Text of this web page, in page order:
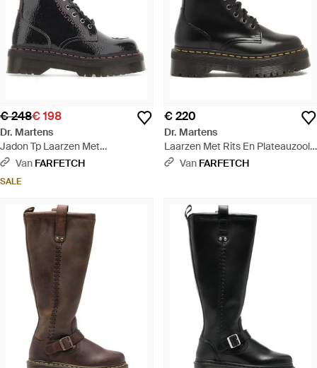
€ 248€ 198
Dr. Martens
Jadon Tp Laarzen Met
Plateauzool En Hartplakkaat -
Van FARFETCH
SALE
€ 220
Dr. Martens
Laarzen Met Rits En Plateauzool -
Zwart
Van FARFETCH